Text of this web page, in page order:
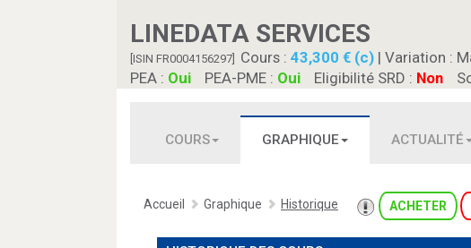
LINEDATA SERVICES
[ISIN FR0004156297] Cours : 43,300 € (c) | Variation :
PEA : Oui PEA-PME : Oui Eligibilité SRD : Non
COURS GRAPHIQUE ACTUALITÉ
Accueil Graphique Historique ACHETER